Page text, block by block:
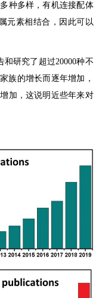
种多样，有机连接配体
元素相结合，因此可以
研究了超过20000种不
族的增长而逐年增加，
加，这说明近些年来对